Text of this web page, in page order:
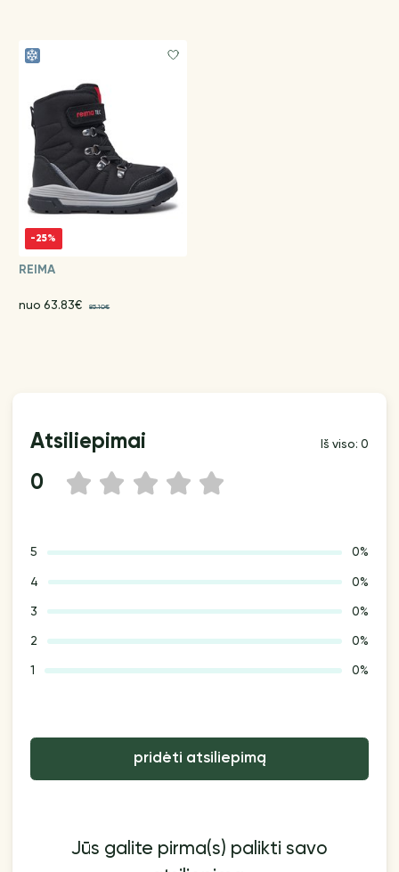
-25%
REIMA
nuo 63.83€ 85.10€
Atsiliepimai Iš viso: 0
0 5
4
3
2
1
5 0%
4 0%
3 0%
2 0%
1 0%
pridėti atsiliepimą
Jūs galite pirma(s) palikti savo